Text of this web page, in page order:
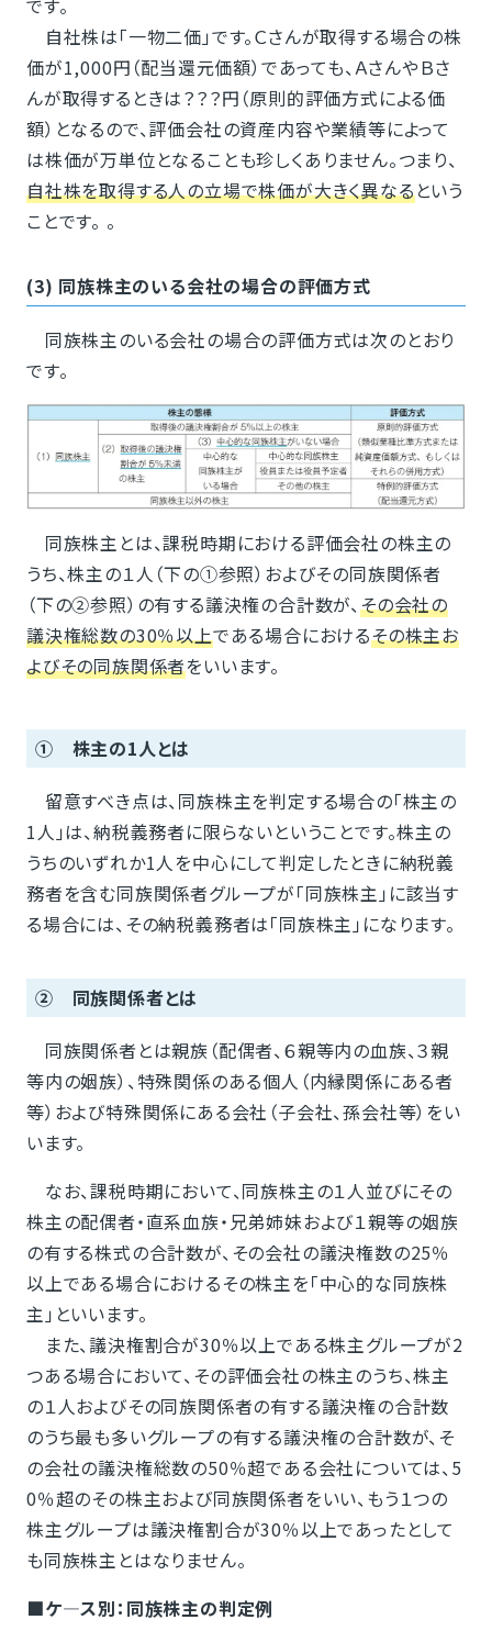
です。
自社株は「一物二価」です。Ｃさんが取得する場合の株
価が1,000円（配当還元価額）であっても、ＡさんやＢさ
んが取得するときは？？？円（原則的評価方式による価
額）となるので、評価会社の資産内容や業績等によって
は株価が万単位となることも珍しくありません。つまり、
自社株を取得する人の立場で株価が大きく異なるという
ことです。 。
(3) 同族株主のいる会社の場合の評価方式
同族株主のいる会社の場合の評価方式は次のとおり
です。
同族株主とは、課税時期における評価会社の株主の
うち、株主の１人（下の①参照）およびその同族関係者
（下の②参照）の有する議決権の合計数が、その会社の
議決権総数の30％以上である場合におけるその株主お
よびその同族関係者をいいます。
① 株主の1人とは
留意すべき点は、同族株主を判定する場合の「株主の
1人」は、納税義務者に限らないということです。株主の
うちのいずれか1人を中心にして判定したときに納税義
務者を含む同族関係者グループが「同族株主」に該当す
る場合には、その納税義務者は「同族株主」になります。
② 同族関係者とは
同族関係者とは親族（配偶者、６親等内の血族、３親
等内の姻族）、特殊関係のある個人（内縁関係にある者
等）および特殊関係にある会社（子会社、孫会社等）をい
います。
なお、課税時期において、同族株主の１人並びにその
株主の配偶者・直系血族・兄弟姉妹および１親等の姻族
の有する株式の合計数が、その会社の議決権数の25％
以上である場合におけるその株主を「中心的な同族株
主」といいます。
また、議決権割合が30％以上である株主グループが2
つある場合において、その評価会社の株主のうち、株主
の１人およびその同族関係者の有する議決権の合計数
のうち最も多いグループの有する議決権の合計数が、そ
の会社の議決権総数の50％超である会社については、5
0％超のその株主および同族関係者をいい、もう１つの
株主グループは議決権割合が30％以上であったとして
も同族株主とはなりません。
■ケ―ス別：同族株主の判定例